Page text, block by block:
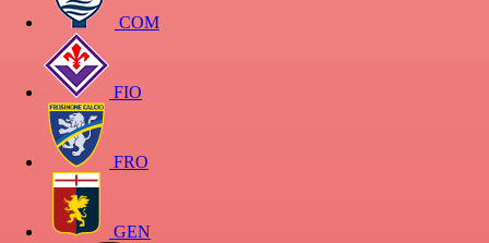
COM
FIO
FRO
GEN